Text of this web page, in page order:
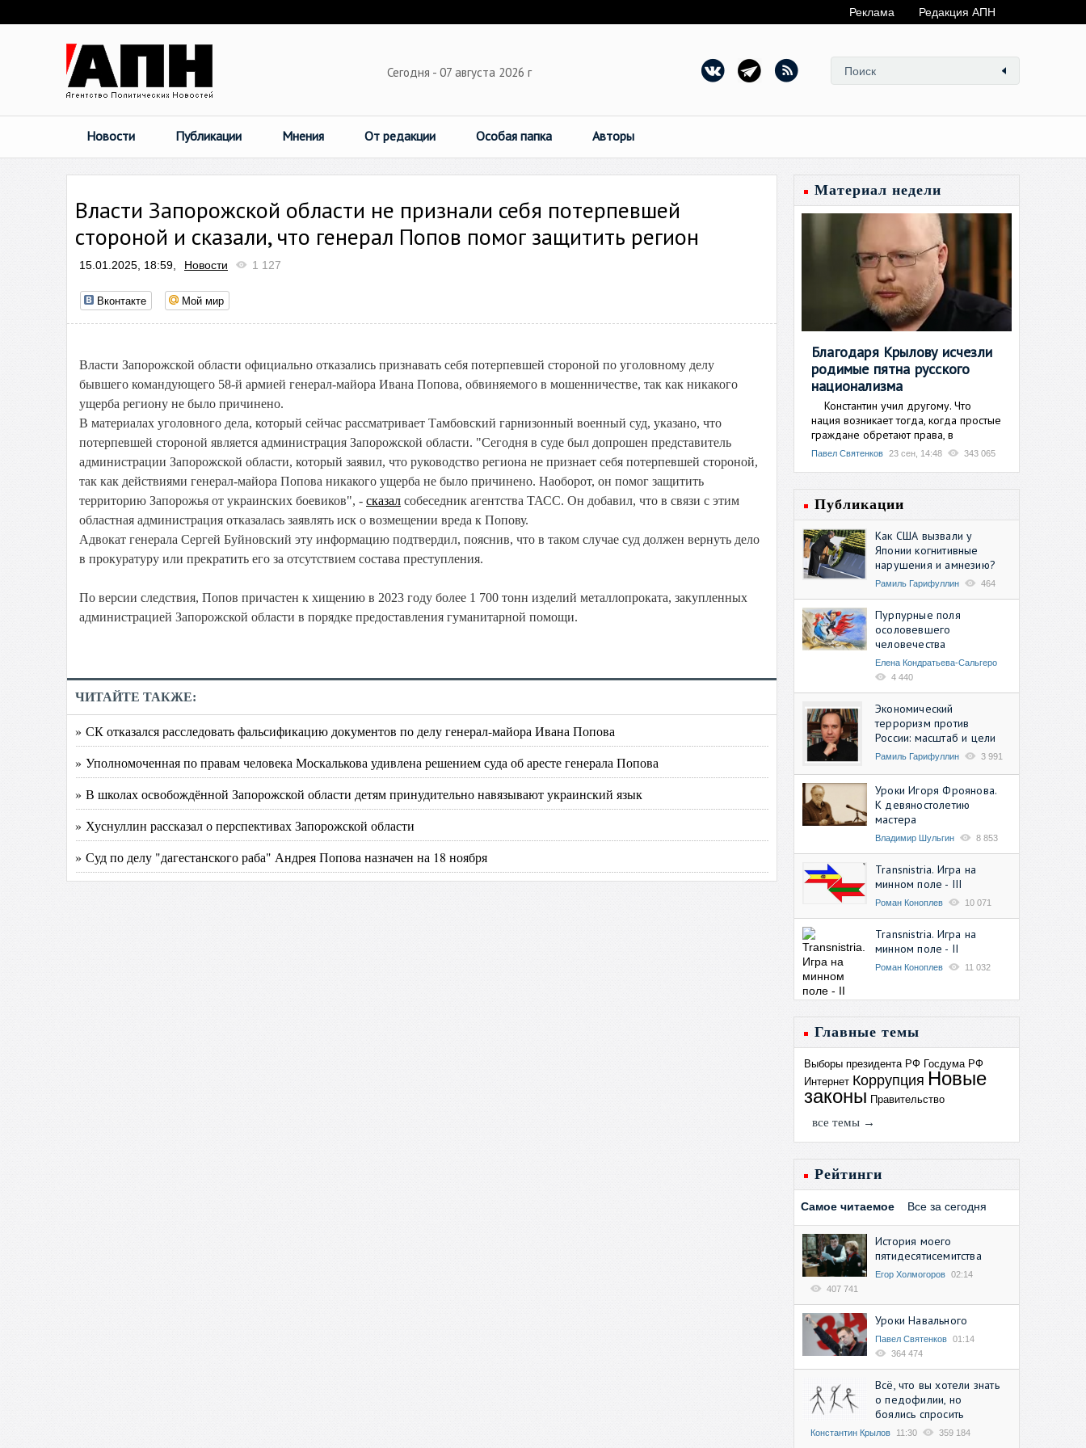
Реклама Редакция АПН
Сегодня - 07 августа 2026 г
Новости Публикации Мнения От редакции Особая папка Авторы
Власти Запорожской области не признали себя потерпевшей
стороной и сказали, что генерал Попов помог защитить регион
15.01.2025, 18:59, Новости 1 127
Вконтакте Мой мир
Власти Запорожской области официально отказались признавать себя потерпевшей стороной по уголовному делу
бывшего командующего 58-й армией генерал-майора Ивана Попова, обвиняемого в мошенничестве, так как никакого
ущерба региону не было причинено.
В материалах уголовного дела, который сейчас рассматривает Тамбовский гарнизонный военный суд, указано, что
потерпевшей стороной является администрация Запорожской области. "Сегодня в суде был допрошен представитель
администрации Запорожской области, который заявил, что руководство региона не признает себя потерпевшей стороной,
так как действиями генерал-майора Попова никакого ущерба не было причинено. Наоборот, он помог защитить
территорию Запорожья от украинских боевиков", - сказал собеседник агентства ТАСС. Он добавил, что в связи с этим
областная администрация отказалась заявлять иск о возмещении вреда к Попову.
Адвокат генерала Сергей Буйновский эту информацию подтвердил, пояснив, что в таком случае суд должен вернуть дело
в прокуратуру или прекратить его за отсутствием состава преступления.
По версии следствия, Попов причастен к хищению в 2023 году более 1 700 тонн изделий металлопроката, закупленных
администрацией Запорожской области в порядке предоставления гуманитарной помощи.
ЧИТАЙТЕ ТАКЖЕ:
» СК отказался расследовать фальсификацию документов по делу генерал-майора Ивана Попова
» Уполномоченная по правам человека Москалькова удивлена решением суда об аресте генерала Попова
» В школах освобождённой Запорожской области детям принудительно навязывают украинский язык
» Хуснуллин рассказал о перспективах Запорожской области
» Суд по делу "дагестанского раба" Андрея Попова назначен на 18 ноября
Материал недели
Благодаря Крылову исчезли
родимые пятна русского
национализма
Константин учил другому. Что
нация возникает тогда, когда простые
граждане обретают права, в
Павел Святенков 23 сен, 14:48 343 065
Публикации
Как США вызвали у
Японии когнитивные
нарушения и амнезию?
Рамиль Гарифуллин 464
Пурпурные поля
осоловевшего
человечества
Елена Кондратьева-Сальгеро
4 440
Экономический
терроризм против
России: масштаб и цели
Рамиль Гарифуллин 3 991
Уроки Игоря Фроянова.
К девяностолетию
мастера
Владимир Шульгин 8 853
Transnistria. Игра на
минном поле - III
Роман Коноплев 10 071
Transnistria. Игра на
минном поле - II
Роман Коноплев 11 032
Главные темы
Выборы президента РФ Госдума РФ
Интернет Коррупция Новые
законы Правительство
все темы →
Рейтинги
Самое читаемое Все за сегодня
История моего
пятидесятисемитства
Егор Холмогоров 02:14
407 741
Уроки Навального
Павел Святенков 01:14
364 474
Всё, что вы хотели знать
о педофилии, но
боялись спросить
Константин Крылов 11:30 359 184